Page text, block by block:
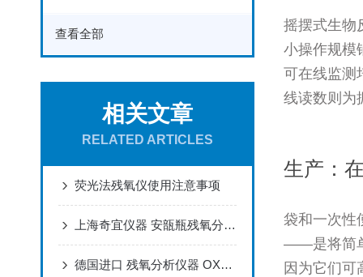
查看全部
相关文章
RELATED ARTICLES
荧光法残氧仪使用注意事项
上海奇宜仪器 安瓿瓶残氧分析仪 行业优质供应商
德国进口 残氧分析仪器 OXY-1 ST 专为微型传感器设计
摇摆式生物
小操作规模
可在线监测
线读数则为
生产：
袋和一次性
——是将简
因为它们可